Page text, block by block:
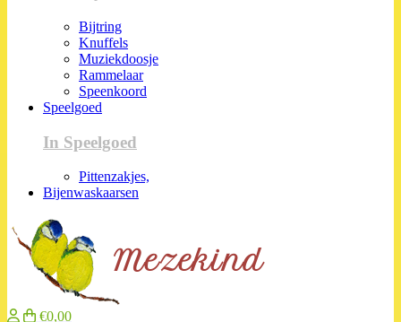
Bijtring
Knuffels
Muziekdoosje
Rammelaar
Speenkoord
Speelgoed
In Speelgoed
Pittenzakjes,
Bijenwaskaarsen
€0,00